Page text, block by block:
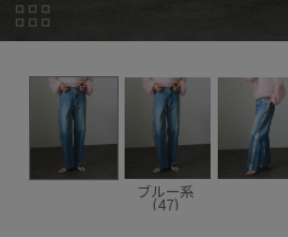
ブルー系
(47)